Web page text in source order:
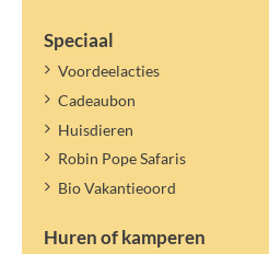
Speciaal
Voordeelacties
Cadeaubon
Huisdieren
Robin Pope Safaris
Bio Vakantieoord
Huren of kamperen